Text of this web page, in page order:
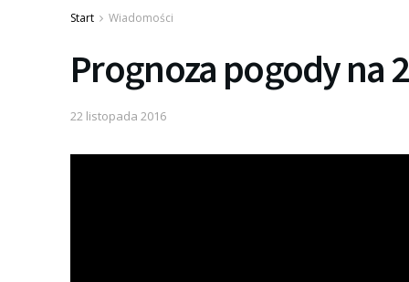
Start Wiadomości
Prognoza pogody na
22 listopada 2016